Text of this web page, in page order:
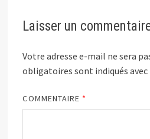
Laisser un
Votre adresse e-mail ne sera
obligatoires sont indiqués avec
COMMENTAIRE *